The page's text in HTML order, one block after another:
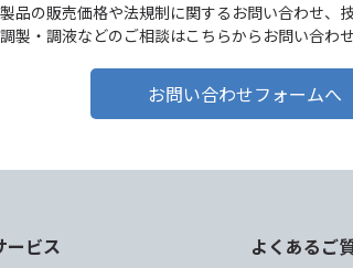
製品の販売価格や法規制に関するお問い合わせ、
調製・調液などのご相談はこちらからお問い合わせ
お問い合わせフォームへ
ービス よくあるご